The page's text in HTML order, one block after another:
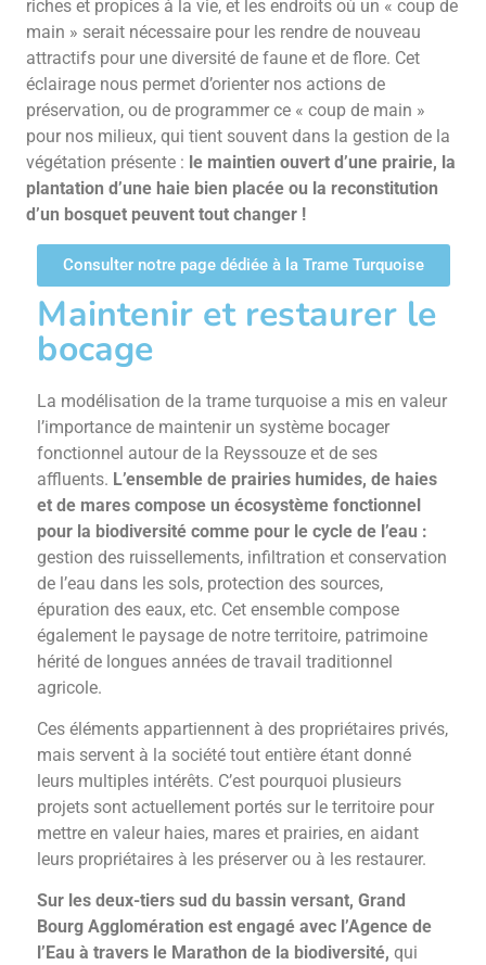
riches et propices à la vie, et les endroits où un « coup de
main » serait nécessaire pour les rendre de nouveau
attractifs pour une diversité de faune et de flore. Cet
éclairage nous permet d’orienter nos actions de
préservation, ou de programmer ce « coup de main »
pour nos milieux, qui tient souvent dans la gestion de la
végétation présente : le maintien ouvert d’une prairie, la
plantation d’une haie bien placée ou la reconstitution
d’un bosquet peuvent tout changer !
Consulter notre page dédiée à la Trame Turquoise
Maintenir et restaurer le
bocage
La modélisation de la trame turquoise a mis en valeur
l’importance de maintenir un système bocager
fonctionnel autour de la Reyssouze et de ses
affluents. L’ensemble de prairies humides, de haies
et de mares compose un écosystème fonctionnel
pour la biodiversité comme pour le cycle de l’eau :
gestion des ruissellements, infiltration et conservation
de l’eau dans les sols, protection des sources,
épuration des eaux, etc. Cet ensemble compose
également le paysage de notre territoire, patrimoine
hérité de longues années de travail traditionnel
agricole.
Ces éléments appartiennent à des propriétaires privés,
mais servent à la société tout entière étant donné
leurs multiples intérêts. C’est pourquoi plusieurs
projets sont actuellement portés sur le territoire pour
mettre en valeur haies, mares et prairies, en aidant
leurs propriétaires à les préserver ou à les restaurer.
Sur les deux-tiers sud du bassin versant, Grand
Bourg Agglomération est engagé avec l’Agence de
l’Eau à travers le Marathon de la biodiversité, qui